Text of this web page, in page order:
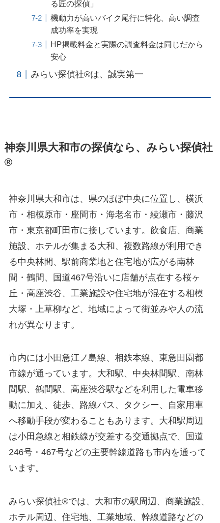
る匠の探偵」
機動力が高いバイク尾行に特化、高い調査
成功率を実現
HP掲載料金と実際の調査料金は同じだから
安心
みらい探偵社®︎は、誠実第一
神奈川県大和市の探偵なら、みらい探偵社
®︎
神奈川県大和市は、県のほぼ中央に位置し、横浜
市・相模原市・座間市・海老名市・綾瀬市・藤沢
市・東京都町田市に接しています。飲食店、商業
施設、ホテルが集まる大和、複数路線が利用でき
る中央林間、駅前商業地と住宅地が広がる南林
間・鶴間、国道467号沿いに店舗が点在する桜ヶ
丘・高座渋谷、工業施設や住宅地が混在する相模
大塚・上草柳など、地域によって街並みや人の流
れが異なります。
市内には小田急江ノ島線、相鉄本線、東急田園都
市線が通っています。大和駅、中央林間駅、南林
間駅、鶴間駅、高座渋谷駅などを利用した電車移
動に加え、徒歩、路線バス、タクシー、自家用車
へ移動手段が変わることもあります。大和駅周辺
は小田急線と相鉄線が交差する交通拠点で、国道
246号・467号などの主要幹線道路も市内を通って
います。
みらい探偵社®︎では、大和市の駅周辺、商業施設、
ホテル周辺、住宅地、工業地域、幹線道路などの